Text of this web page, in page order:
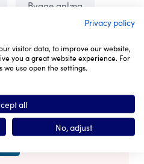
Bygge anlæg
i denne
Privacy policy
visitor data, to improve our website,
you a great website experience. For
use open the settings.
all
No, adjust